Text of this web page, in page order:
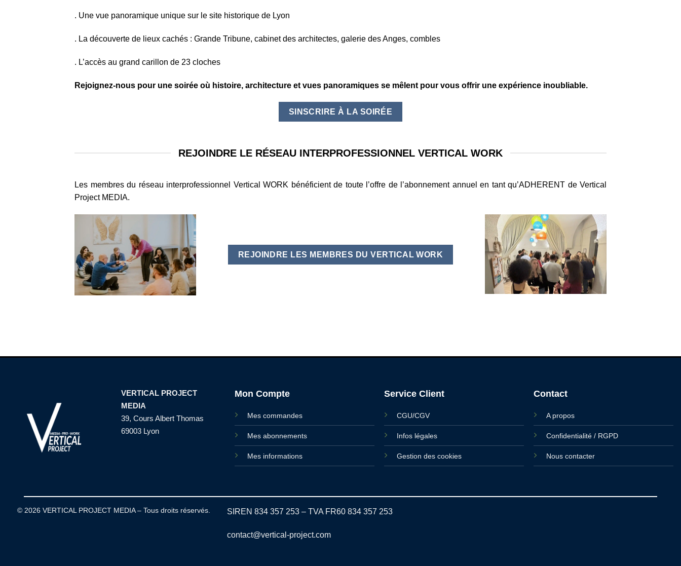
. Une vue panoramique unique sur le site historique de Lyon
. La découverte de lieux cachés : Grande Tribune, cabinet des architectes, galerie des Anges, combles
. L’accès au grand carillon de 23 cloches
Rejoignez-nous pour une soirée où histoire, architecture et vues panoramiques se mêlent pour vous offrir une expérience inoubliable.
SINSCRIRE À LA SOIRÉE
REJOINDRE LE RÉSEAU INTERPROFESSIONNEL VERTICAL WORK
Les membres du réseau interprofessionnel Vertical WORK bénéficient de toute l’offre de l’abonnement annuel en tant qu’ADHERENT de Vertical
Project MEDIA.
REJOINDRE LES MEMBRES DU VERTICAL WORK
VERTICAL PROJECT
MEDIA
39, Cours Albert Thomas
69003 Lyon
Mon Compte
Mes commandes
Mes abonnements
Mes informations
Service Client
CGU/CGV
Infos légales
Gestion des cookies
Contact
A propos
Confidentialité / RGPD
Nous contacter
© 2026 VERTICAL PROJECT MEDIA – Tous droits réservés. SIREN 834 357 253 – TVA FR60 834 357 253
contact@vertical-project.com